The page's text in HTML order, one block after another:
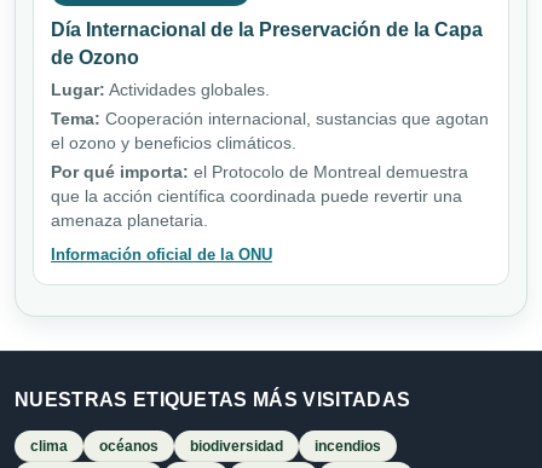
Día Internacional de la Preservación de la Capa
de Ozono
Lugar: Actividades globales.
Tema: Cooperación internacional, sustancias que agotan
el ozono y beneficios climáticos.
Por qué importa: el Protocolo de Montreal demuestra
que la acción científica coordinada puede revertir una
amenaza planetaria.
Información oficial de la ONU
NUESTRAS ETIQUETAS MÁS VISITADAS
clima océanos biodiversidad
incendios